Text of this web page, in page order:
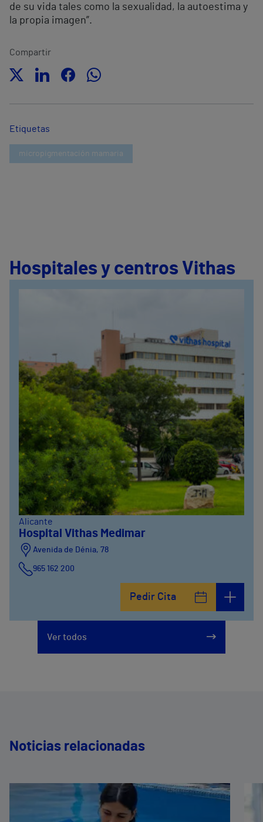
de su vida tales como la sexualidad, la autoestima y
la propia imagen”.
Compartir
Etiquetas
micropigmentación mamaria
Hospitales y centros Vithas
Alicante
Hospital Vithas Medimar
Avenida de Dénia, 78
965 162 200
Pedir Cita
Ver todos
Noticias relacionadas